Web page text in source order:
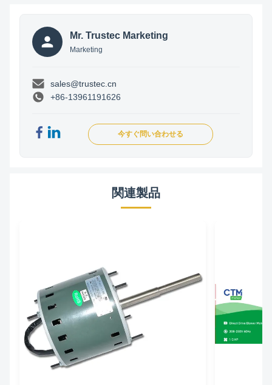
Mr. Trustec Marketing
Marketing
sales@trustec.cn
+86-13961191626
今すぐ問い合わせる
関連製品